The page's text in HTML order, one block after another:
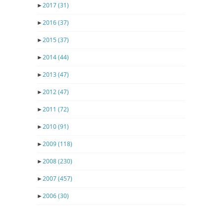
►2017(31)
►2016(37)
►2015(37)
►2014(44)
►2013 (47)
►2012(47)
►2011 (72)
►2010(91)
►2009(118)
►2008(230)
►2007(457)
►2006(30)